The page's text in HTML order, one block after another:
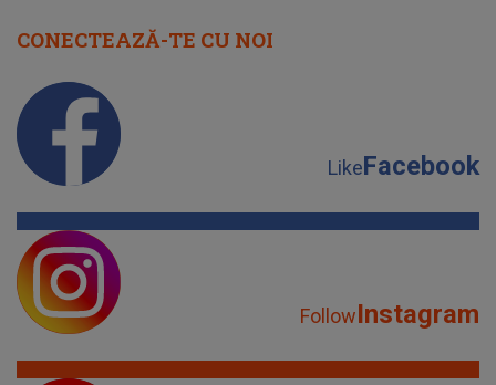
CONECTEAZĂ-TE CU NOI
LikeFacebook
FollowInstagram